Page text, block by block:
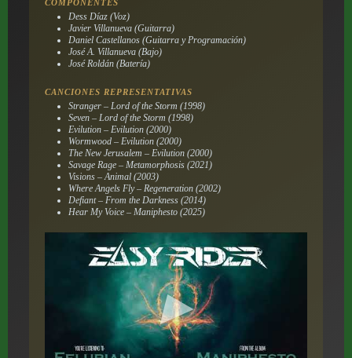
COMPONENTES
Dess Díaz (Voz)
Javier Villanueva (Guitarra)
Daniel Castellanos (Guitarra y Programación)
José A. Villanueva (Bajo)
José Roldán (Batería)
CANCIONES REPRESENTATIVAS
Stranger – Lord of the Storm (1998)
Seven – Lord of the Storm (1998)
Evilution – Evilution (2000)
Wormwood – Evilution (2000)
The New Jerusalem – Evilution (2000)
Savage Rage – Metamorphosis (2021)
Visions – Animal (2003)
Where Angels Fly – Regeneration (2002)
Defiant – From the Darkness (2014)
Hear My Voice – Maniphesto (2025)